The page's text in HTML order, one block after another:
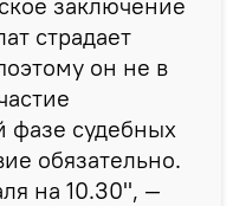
страдает
он не в
фазе судебных
обязательно.
на 10.30", —